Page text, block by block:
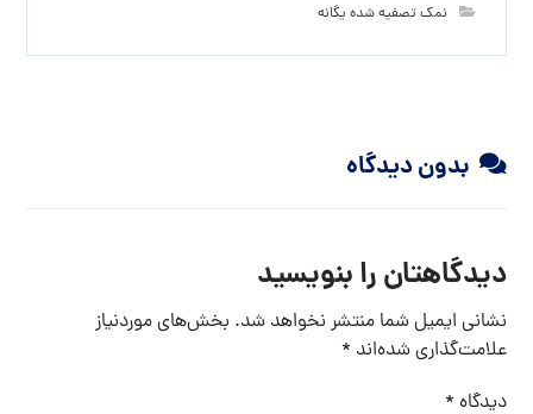
نمک تصفیه شده یگانه
بدون دیدگاه
دیدگاهتان را بنویسید
نشانی ایمیل شما منتشر نخواهد شد. بخش‌های موردنیاز
علامت‌گذاری شده‌اند *
دیدگاه *